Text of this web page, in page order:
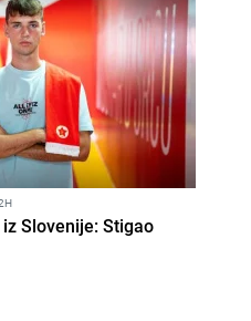
Slovenije: Stigao